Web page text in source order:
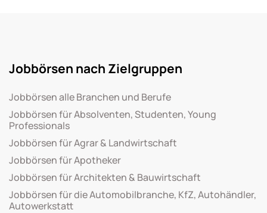
Jobbörsen nach Zielgruppen
Jobbörsen alle Branchen und Berufe
Jobbörsen für Absolventen, Studenten, Young
Professionals
Jobbörsen für Agrar & Landwirtschaft
Jobbörsen für Apotheker
Jobbörsen für Architekten & Bauwirtschaft
Jobbörsen für die Automobilbranche, KfZ, Autohändler,
Autowerkstatt